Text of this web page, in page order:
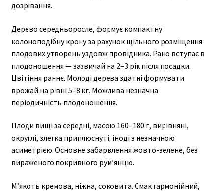
дозрівання.
Дерево середньоросле, формує компактну
колоноподібну крону за рахунок щільного розміщення
плодових утворень уздовж провідника. Рано вступає в
плодоношення — зазвичай на 2–3 рік після посадки.
Цвітіння раннє. Молоді дерева здатні формувати
врожай на рівні 5–8 кг. Можлива незначна
періодичність плодоношення.
Плоди вищі за середні, масою 160–180 г, вирівняні,
округлі, злегка приплюснуті, іноді з незначною
асиметрією. Основне забарвлення жовто-зелене, без
вираженого покривного рум’янцю.
М’якоть кремова, ніжна, соковита. Смак гармонійний,